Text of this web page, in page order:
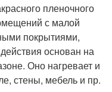
пленочного
с малой
покрытиями,
основан на
Оно нагревает и
стены, мебель и пр.